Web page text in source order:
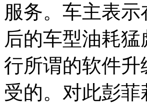
服务。车主表
后的车型油耗
行所谓的软件
受的。对此彭